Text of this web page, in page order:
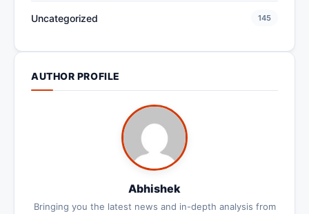
Uncategorized 145
AUTHOR PROFILE
Abhishek
Bringing you the latest news and in-depth analysis from